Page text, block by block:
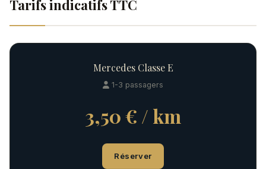
Tarifs indicatifs TTC
Mercedes Classe E
1-3 passagers
3,50 € / km
Réserver